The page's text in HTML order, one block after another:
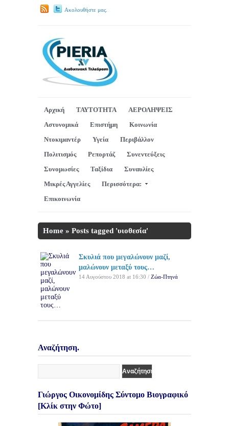
Ακολουθήστε μας.
Αρχική ΤΑΥΤΟΤΗΤΑ
ΑΕΡΟΛΗΨΕΙΣ
Αστυνομικά
Επιστήμη
Κοινωνία
Ντοκιμαντέρ
Υγεία
Περιβάλλον
Πολιτισμός
Ρεπορτάζ
Συνεντεύξεις
Συνομωσίες
Ταξίδια
Συναυλίες
Μικρές Αγγελίες
Περισσότερα:
Επικοινωνία
Home » Posts tagged 'υιοθεσία'
Σκυλιά που μεγαλώνουν μαζί,
μαλώνουν μεταξύ τους…
14 Αυγούστου 2018 at 16:30 / Ζώα-Πτηνά
Αναζήτηση.
Γιώργος Οικονομίδης Σύντομο Βιογραφικό
[Κλίκ στην Φώτο]